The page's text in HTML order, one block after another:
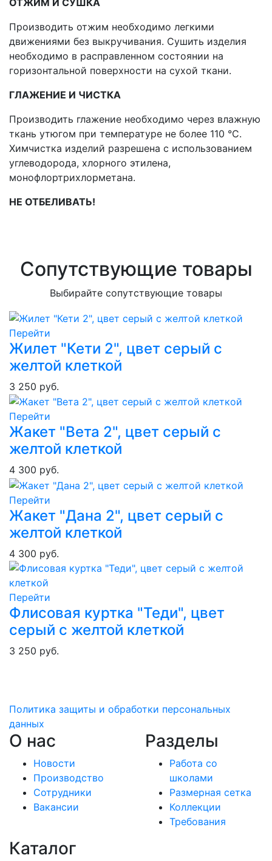
ОТЖИМ И СУШКА
Производить отжим необходимо легкими
движениями без выкручивания. Сушить изделия
необходимо в расправленном состоянии на
горизонтальной поверхности на сухой ткани.
ГЛАЖЕНИЕ И ЧИСТКА
Производить глажение необходимо через влажную
ткань утюгом при температуре не более 110 °С.
Химчистка изделий разрешена с использованием
углеводорода, хлорного этилена,
монофлортрихлорметана.
НЕ ОТБЕЛИВАТЬ!
Сопутствующие товары
Выбирайте сопутствующие товары
Перейти
Жилет "Кети 2", цвет серый с
желтой клеткой
3 250 руб.
Перейти
Жакет "Вета 2", цвет серый с
желтой клеткой
4 300 руб.
Перейти
Жакет "Дана 2", цвет серый с
желтой клеткой
4 300 руб.
Перейти
Флисовая куртка "Теди", цвет
серый с желтой клеткой
3 250 руб.
Политика защиты и обработки персональных
данных
О нас
Новости
Производство
Сотрудники
Вакансии
Разделы
Работа со
школами
Размерная сетка
Коллекции
Требования
Каталог